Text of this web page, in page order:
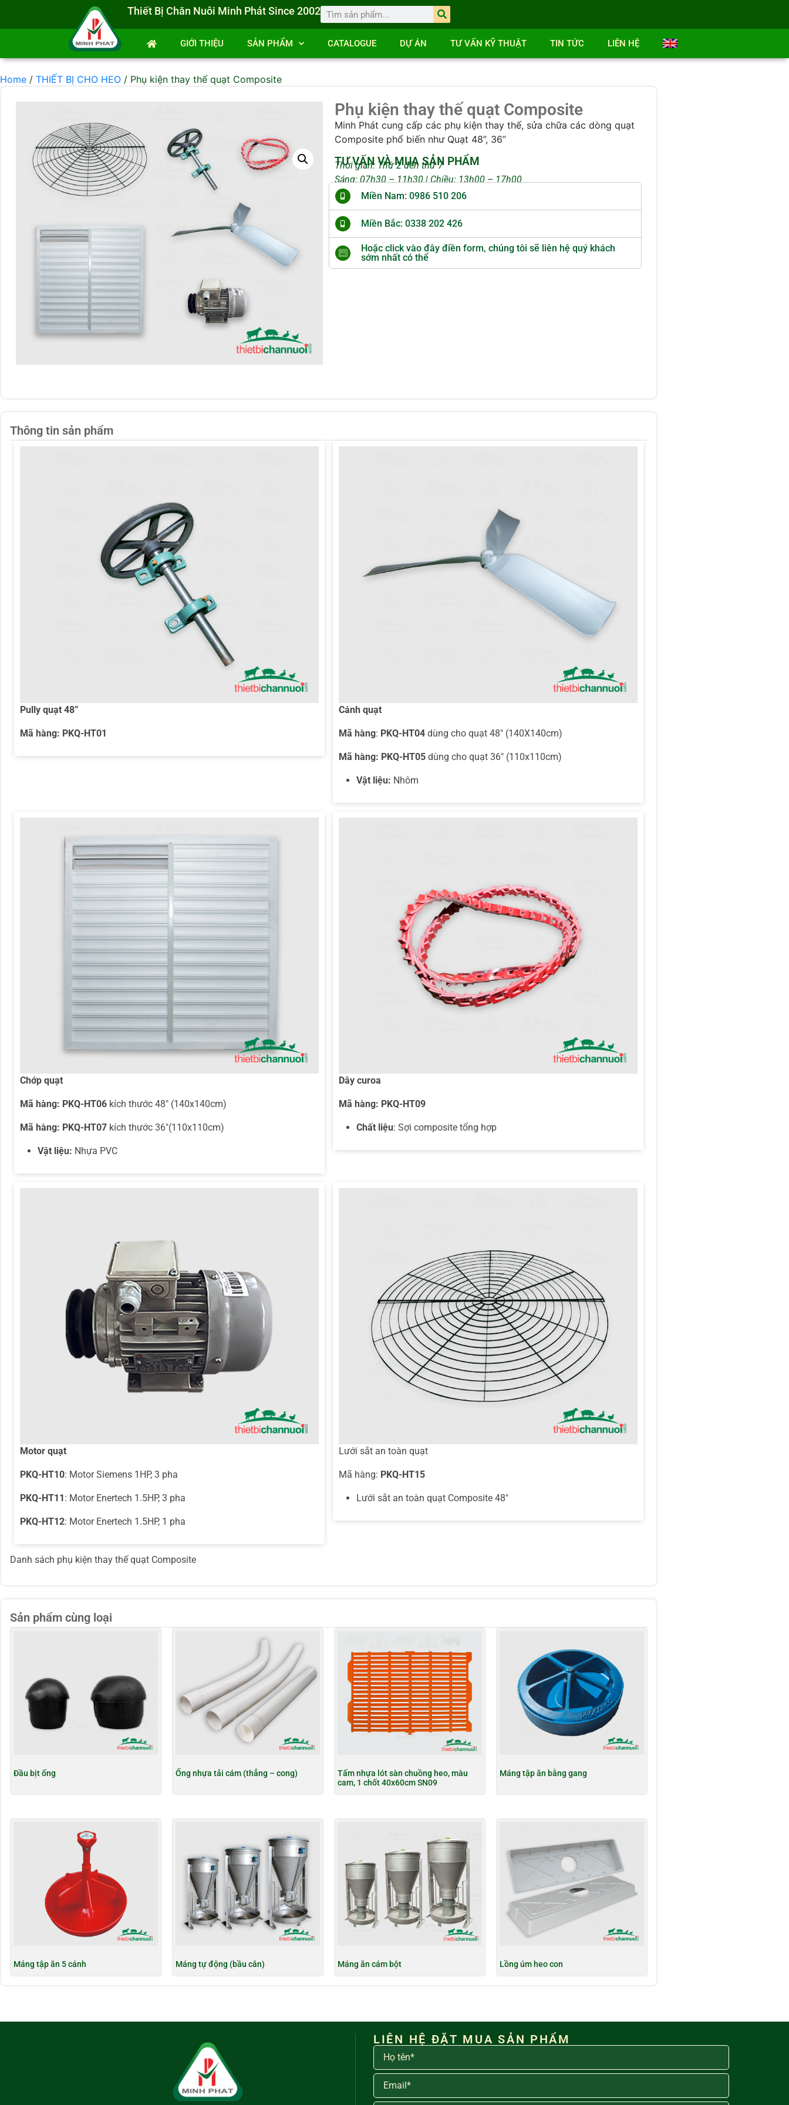
Thiết Bị Chăn Nuôi Minh Phát Since 2002
GIỚI THIỆU SẢN PHẨM CATALOGUE DỰ ÁN TƯ VẤN KỸ THUẬT TIN TỨC LIÊN HỆ
Home / THIẾT BỊ CHO HEO / Phụ kiện thay thế quạt Composite
Phụ kiện thay thế quạt Composite
Minh Phát cung cấp các phụ kiện thay thế, sửa chữa các dòng quạt
Composite phổ biến như Quạt 48”, 36”
TƯ VẤN VÀ MUA SẢN PHẨM
Thời gian: Thứ 2 đến thứ 7
Sáng: 07h30 – 11h30 | Chiều: 13h00 – 17h00
Miền Nam: 0986 510 206
Miền Bắc: 0338 202 426
Hoặc click vào đây điền form, chúng tôi sẽ liên hệ quý khách
sớm nhất có thể
Thông tin sản phẩm
Pully quạt 48”
Mã hàng: PKQ-HT01
Cánh quạt
Mã hàng: PKQ-HT04 dùng cho quạt 48″ (140X140cm)
Mã hàng: PKQ-HT05 dùng cho quạt 36″ (110x110cm)
Vật liệu: Nhôm
Chớp quạt
Mã hàng: PKQ-HT06 kích thước 48″ (140x140cm)
Mã hàng: PKQ-HT07 kích thước 36″(110x110cm)
Vật liệu: Nhựa PVC
Dây curoa
Mã hàng: PKQ-HT09
Chất liệu: Sợi composite tổng hợp
Motor quạt
PKQ-HT10: Motor Siemens 1HP, 3 pha
PKQ-HT11: Motor Enertech 1.5HP, 3 pha
PKQ-HT12: Motor Enertech 1.5HP, 1 pha
Lưới sắt an toàn quạt
Mã hàng: PKQ-HT15
Lưới sắt an toàn quạt Composite 48″
Danh sách phụ kiện thay thế quạt Composite
Sản phẩm cùng loại
Đầu bịt ống Ống nhựa tải cám (thẳng – cong)
Tấm nhựa lót sàn chuồng heo, màu
cam, 1 chốt 40x60cm SN09
Máng tập ăn bằng gang
Máng tập ăn 5 cánh Máng tự động (bầu cân) Máng ăn cám bột Lồng úm heo con
LIÊN HỆ ĐẶT MUA SẢN PHẨM